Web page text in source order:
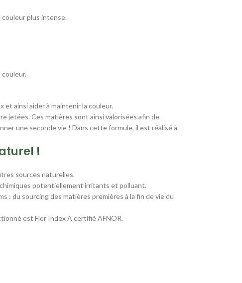
plus intense.
et ainsi aider à maintenir la couleur.
jetées. Ces matières sont ainsi valorisées afin de
une seconde vie ! Dans cette formule, il est réalisé à
!
sources naturelles.
potentiellement irritants et polluant.
: du sourcing des matières premières à la fin de vie du
est Flor Index A certifié AFNOR.